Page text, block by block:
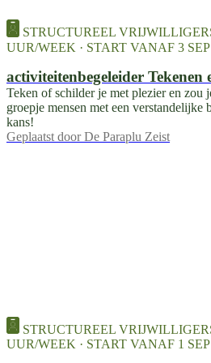
STRUCTUREEL
UUR/WEEK · START VANAF 3 SEP
activiteitenbegeleider Tekenen
Teken of schilder je met plezier en zou
groepje mensen met een verstandelijke
kans!
Geplaatst door De Paraplu Zeist
STRUCTUREEL
UUR/WEEK · START VANAF 1 SEP